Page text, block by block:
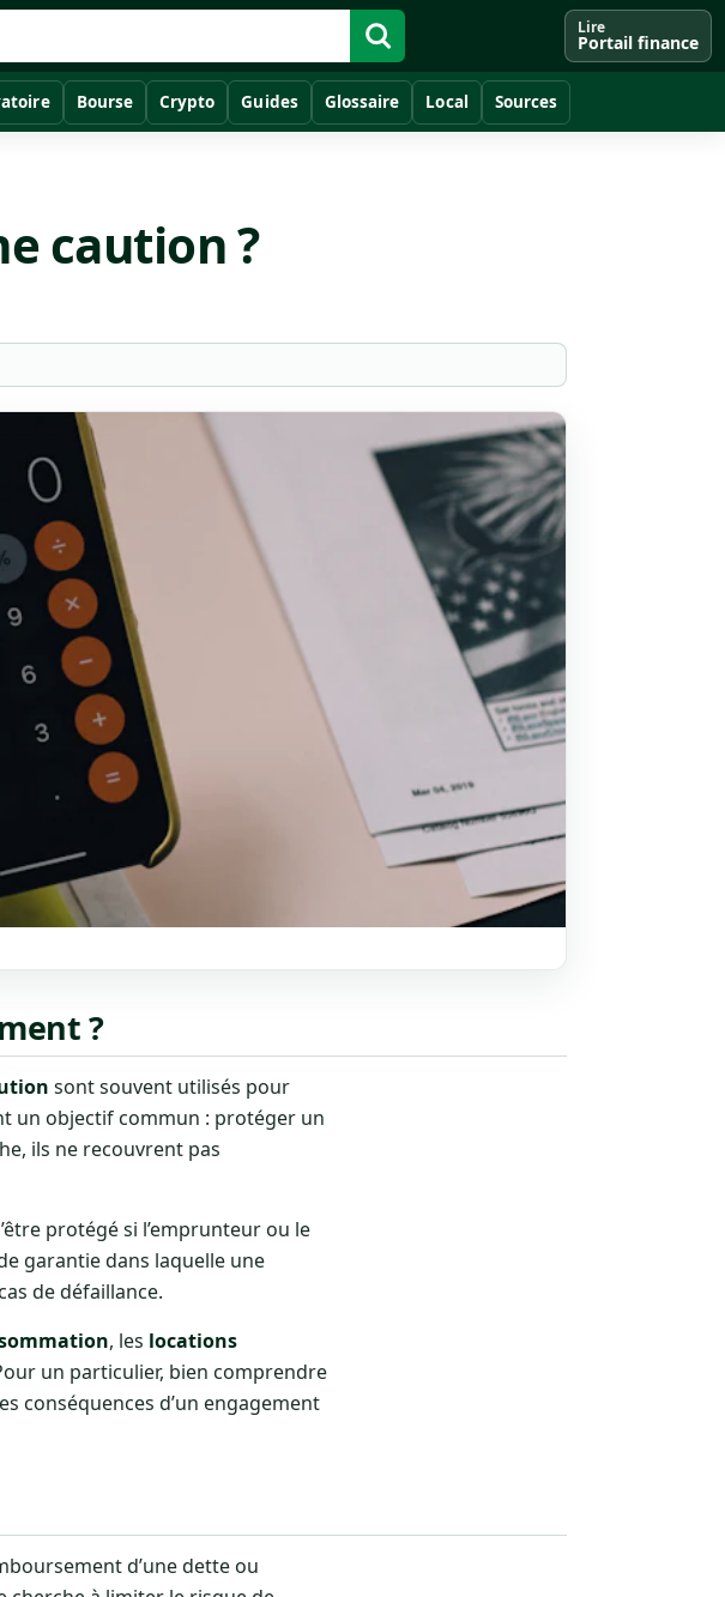
Lire
Portail finance
Bourse Crypto Guides Glossaire Local Sources
caution ?
?
sont souvent utilisés pour
un objectif commun : protéger un
ils ne recouvrent pas
protégé si l’emprunteur ou le
garantie dans laquelle une
de défaillance.
, les locations
un particulier, bien comprendre
conséquences d’un engagement
d’une dette ou